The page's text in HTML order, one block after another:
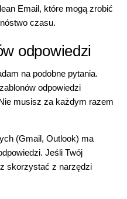
Email, które mogą zrobić
czasu.
odpowiedzi
na podobne pytania.
odpowiedzi
musisz za każdym razem
(Gmail, Outlook) ma
Jeśli Twój
skorzystać z narzędzi